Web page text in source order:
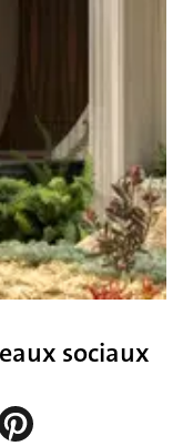
sociaux